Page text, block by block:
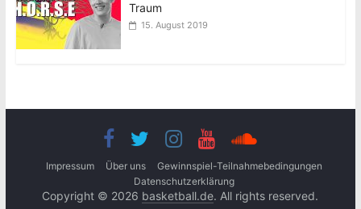
Traum
15. August 2019
Impressum Über uns
Gewinnspiel-Teilnahmebedingungen
Datenschutzerklärung
Copyright © 2026 basketball.de. All rights reserved.